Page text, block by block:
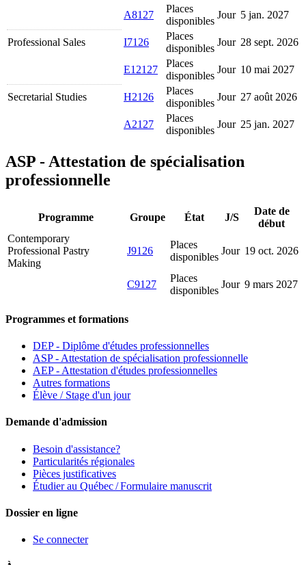
A8127
Places
disponibles
Jour 5 jan. 2027
Professional Sales I7126
Places
disponibles
Jour 28 sept. 2026
E12127
Places
disponibles
Jour 10 mai 2027
Secretarial Studies H2126
Places
disponibles
Jour 27 août 2026
A2127
Places
disponibles
Jour 25 jan. 2027
ASP - Attestation de spécialisation
professionnelle
Programme Groupe État J/S
Date de
début
Contemporary
Professional Pastry
Making
J9126
Places
disponibles
Jour 19 oct. 2026
C9127
Places
disponibles
Jour 9 mars 2027
Programmes et formations
DEP - Diplôme d'études professionnelles
ASP - Attestation de spécialisation professionnelle
AEP - Attestation d'études professionnelles
Autres formations
Élève / Stage d'un jour
Demande d'admission
Besoin d'assistance?
Particularités régionales
Pièces justificatives
Étudier au Québec / Formulaire manuscrit
Dossier en ligne
Se connecter